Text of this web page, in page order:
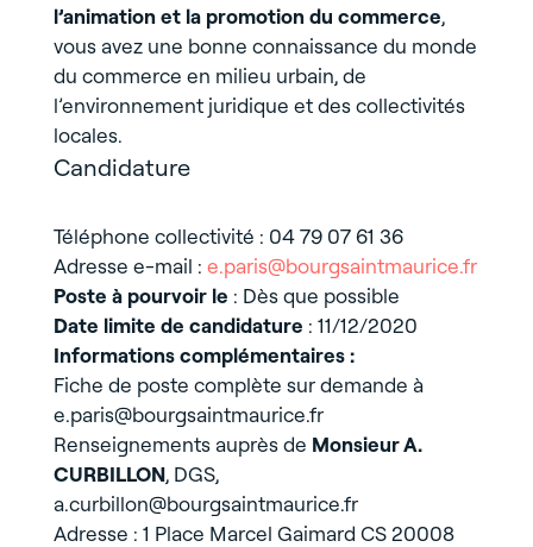
l’animation et la promotion du commerce,
vous avez une bonne connaissance du monde
du commerce en milieu urbain, de
l’environnement juridique et des collectivités
locales.
Candidature
Téléphone collectivité : 04 79 07 61 36
Adresse e-mail : e.paris@bourgsaintmaurice.fr
Poste à pourvoir le : Dès que possible
Date limite de candidature : 11/12/2020
Informations complémentaires :
Fiche de poste complète sur demande à
e.paris@bourgsaintmaurice.fr
Renseignements auprès de Monsieur A.
CURBILLON, DGS,
a.curbillon@bourgsaintmaurice.fr
Adresse : 1 Place Marcel Gaimard CS 20008